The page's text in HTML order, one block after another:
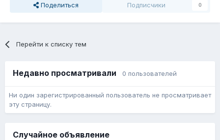
Поделиться Подписчики 0
Перейти к списку тем
Недавно просматривали 0 пользователей
Ни один зарегистрированный пользователь не просматривает
эту страницу.
Случайное объявление